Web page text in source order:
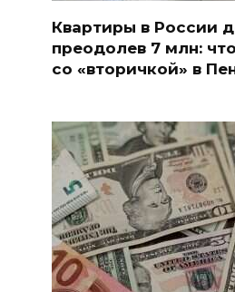
Квартиры в России
преодолев 7 млн:
со «вторичкой» в